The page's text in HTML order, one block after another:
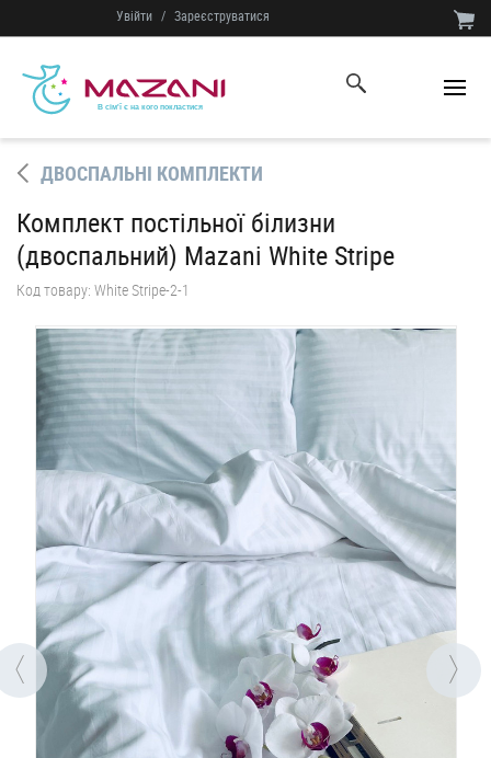
Увійти / Зареєструватися
ДВОСПАЛЬНІ КОМПЛЕКТИ
Комплект постільної білизни
(двоспальний) Mazani White Stripe
Код товару: White Stripe-2-1